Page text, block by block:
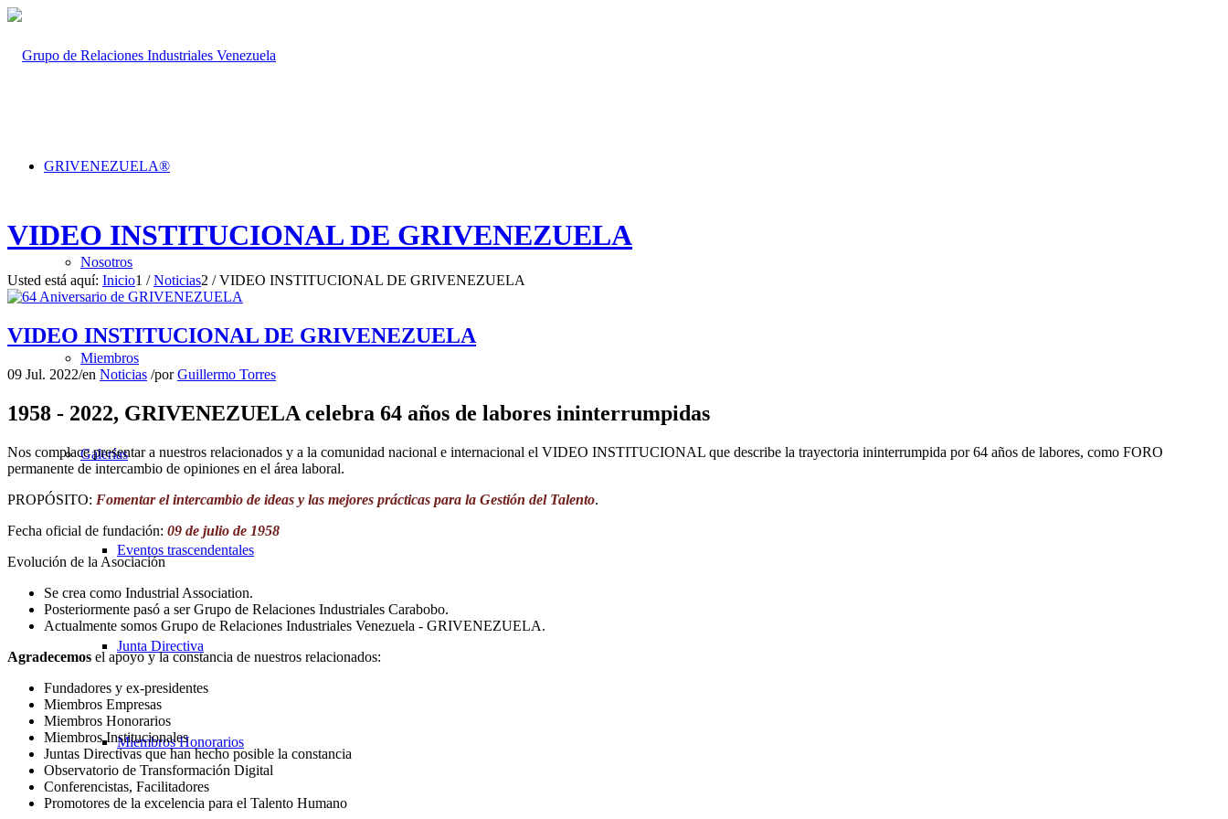
GRIVENEZUELA®
Nosotros
Miembros
Galerías
Eventos trascendentales
Junta Directiva
Miembros Honorarios
VIDEO INSTITUCIONAL DE GRIVENEZUELA
Usted está aquí: Inicio1 / Noticias2 / VIDEO INSTITUCIONAL DE GRIVENEZUELA
VIDEO INSTITUCIONAL DE GRIVENEZUELA
09 Jul. 2022/en Noticias /porGuillermo Torres
1958 - 2022, GRIVENEZUELA celebra 64 años de labores ininterrumpidas
Nos complace presentar a nuestros relacionados y a la comunidad nacional e internacional el VIDEO INSTITUCIONAL que describe la trayectoria ininterrumpida por 64 años de labores, como FORO
permanente de intercambio de opiniones en el área laboral.
PROPÓSITO: Fomentar el intercambio de ideas y las mejores prácticas para la Gestión del Talento.
Fecha oficial de fundación: 09 de julio de 1958
Evolución de la Asociación
Se crea como Industrial Association.
Posteriormente pasó a ser Grupo de Relaciones Industriales Carabobo.
Actualmente somos Grupo de Relaciones Industriales Venezuela - GRIVENEZUELA.
Agradecemos el apoyo y la constancia de nuestros relacionados:
Fundadores y ex-presidentes
Miembros Empresas
Miembros Honorarios
Miembros Institucionales
Juntas Directivas que han hecho posible la constancia
Observatorio de Transformación Digital
Conferencistas, Facilitadores
Promotores de la excelencia para el Talento Humano